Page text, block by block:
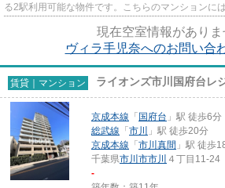
る2駅利用可能な物件です。こちらのマンションに
現在空室情報がありま
ヴィラ手児奈へのお問い合
賃貸｜マンション ライオンズ市川国府台レ
京成本線 「 国府台 」駅 徒歩6分
総武線 「 市川
」駅 徒歩20分
京成本線 「 市川真間 」駅 徒歩
千葉県市川市市川 ４丁目11-24
-